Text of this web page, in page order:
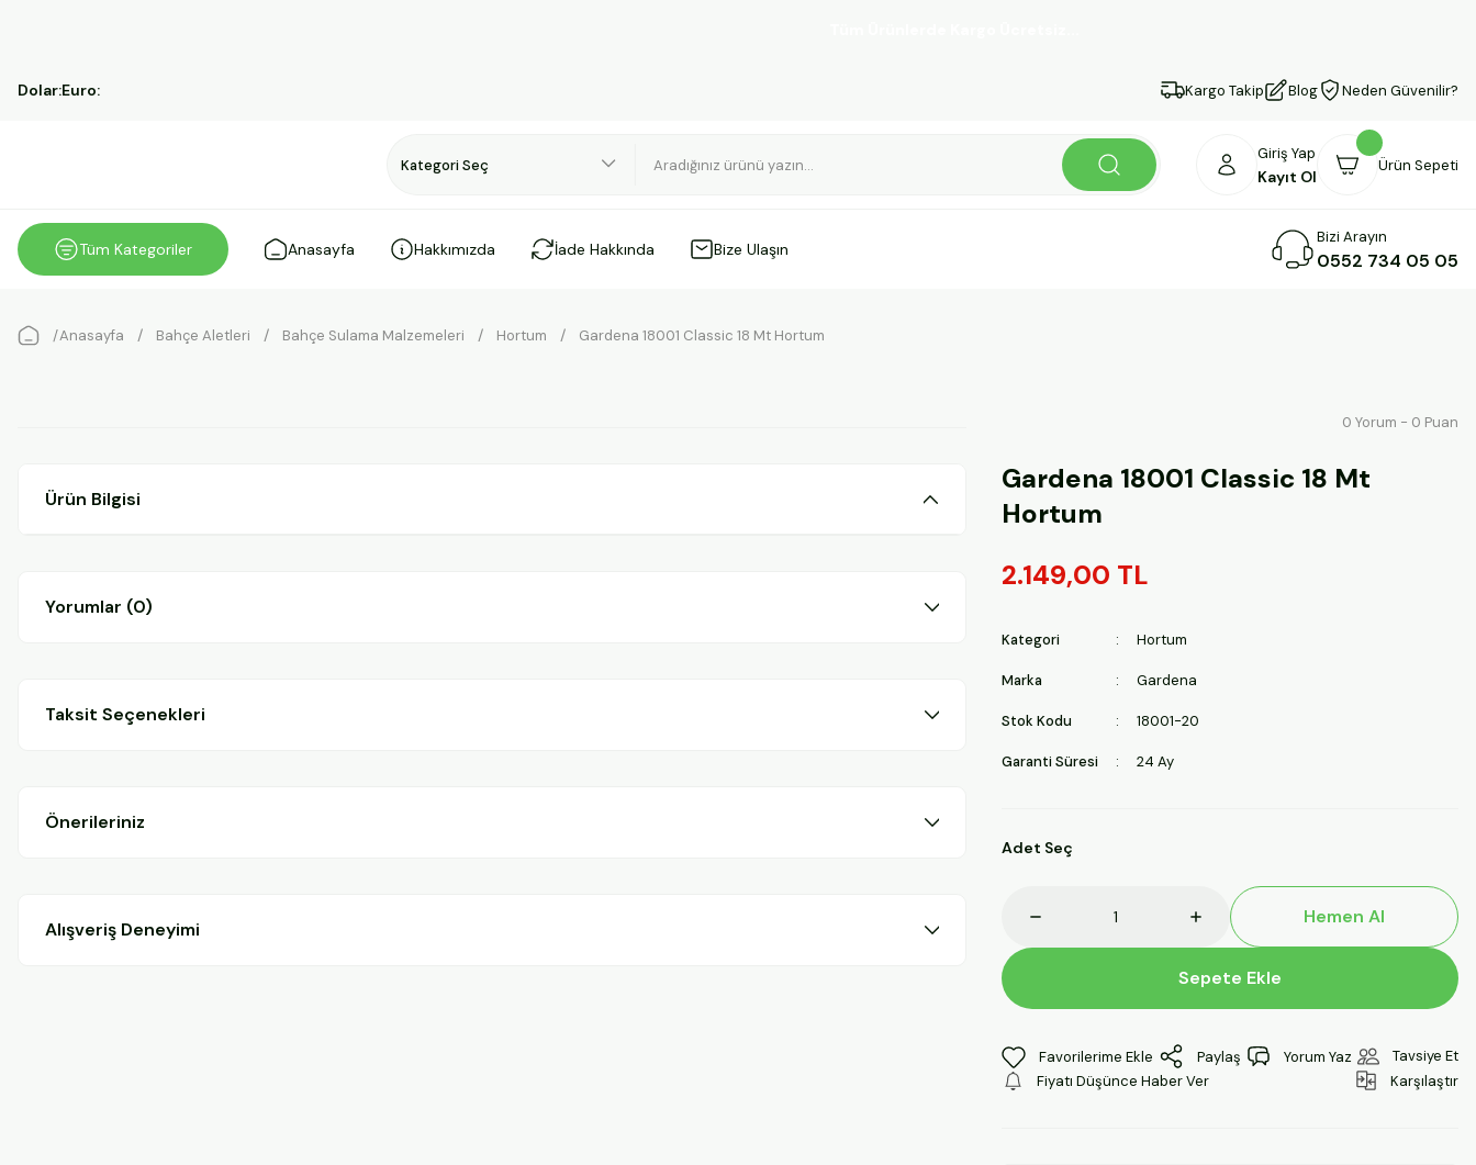
Dolar:Euro: Kargo Takip Blog Neden Güvenilir?
Giriş Yap
Kayıt Ol
Ürün Sepeti
Tüm Kategoriler Anasayfa Hakkımızda İade Hakkında Bize Ulaşın
Bizi Arayın
0552 734 05 05
Anasayfa Bahçe Aletleri Bahçe Sulama Malzemeleri Hortum Gardena 18001 Classic 18 Mt Hortum
Ürün Bilgisi
Yorumlar (0)
Taksit Seçenekleri
Önerileriniz
Alışveriş Deneyimi
0 Yorum - 0 Puan
Gardena 18001 Classic 18 Mt
Hortum
2.149,00 TL
Kategori Hortum
Marka Gardena
Stok Kodu 18001-20
Garanti Süresi 24 Ay
Adet Seç
Hemen Al
Sepete Ekle
Paylaş Yorum Yaz
Tavsiye Et
Fiyatı Düşünce Haber Ver
Karşılaştır